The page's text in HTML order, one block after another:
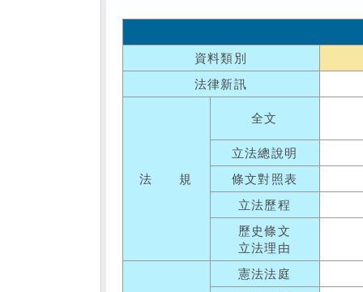
資料類別
法律新訊
法 規
全文
立法總說明
條文對照表
立法歷程
歷史條文
立法理由
憲法法庭